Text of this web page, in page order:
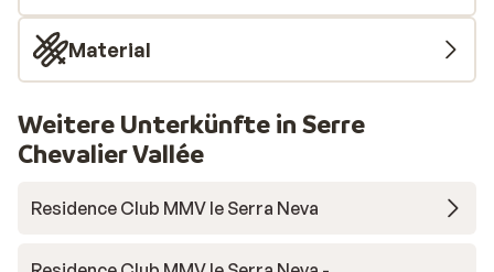
Material
Weitere Unterkünfte in Serre
Chevalier Vallée
Residence Club MMV le Serra Neva